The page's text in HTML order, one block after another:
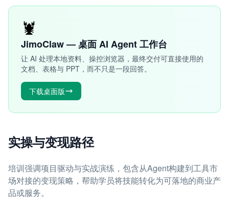
🦞
JimoClaw — 桌面 AI Agent 工作台
让 AI 处理本地资料、操控浏览器，最终交付可直接使用的
文档、表格与 PPT，而不只是一段回答。
下载桌面版
实操与变现路径
培训强调项目驱动与实战演练，包含从Agent构建到工具市
场对接的变现策略，帮助学员将技能转化为可落地的商业产
品或服务。